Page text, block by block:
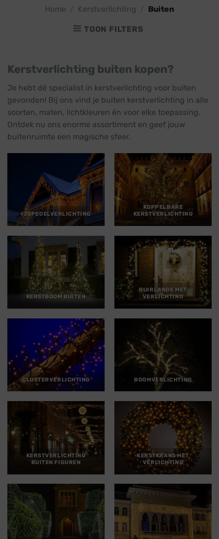
Home Kerstverlichting Buiten
TOON FILTERS
Kerstverlichting buiten kopen?
Je hebt dé specialist in kerstverlichting voor buiten
gevonden! Bij ons vind je buiten kerstverlichting in alle
soorten, maten, lichtkleuren én voor elke toepassing.
Ontdek nu ons enorme assortiment en geef jouw
buitenruimte een magische sfeer.
IJSPEGELVERLICHTING
KOPPELBARE
KERSTVERLICHTING
KERSTBOOM BUITEN
GUIRLANDE MET
VERLICHTING
CLUSTERVERLICHTING BOOMVERLICHTING
KERSTVERLICHTING
BUITEN FIGUREN
KERSTKRANS MET
VERLICHTING